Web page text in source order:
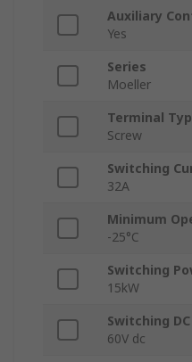
Auxiliary
Yes
Series
Moeller
Terminal
Screw
Switching
32A
Minimum
-25°C
Switching
15kW
Switching
60V dc